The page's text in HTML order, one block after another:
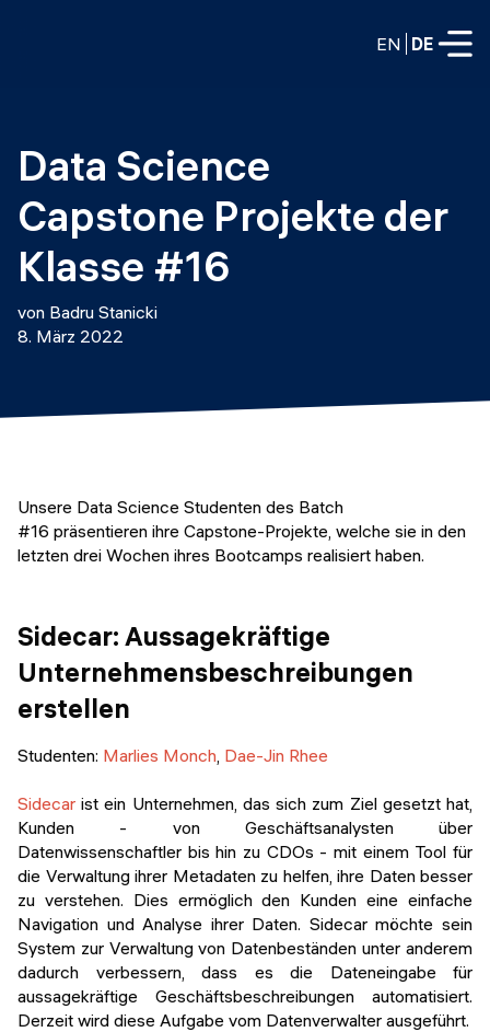
EN DE
VOLLZEITPROGRAMME
Data Science
Web-Entwicklung und KI
TEILZEITROGRAMME
Data Science
DevOps zu LLMOps
KURZKURSE
Generative KI meistern
KOSTENLOSE RESSOURCEN
Data Science Einführungskurs
Web-Entwicklung Einführungskurs
Python Einführungskurs
Python & Ops Einführungskurs
Weiterbildung / Schulung
Consulting
Prototyping
Veranstaltungen
Abschlussprojekte
Data Science
Capstone Projekte der
Klasse #16
von Badru Stanicki
8. März 2022
Unsere Data Science Studenten des Batch
#16 präsentieren ihre Capstone-Projekte, welche sie in den
letzten drei Wochen ihres Bootcamps realisiert haben.
Sidecar: Aussagekräftige
Unternehmensbeschreibungen
erstellen
Studenten: Marlies Monch Dae-Jin Rhee
Sidecar ist ein Unternehmen, das sich zum Ziel gesetzt hat,
Kunden - von Geschäftsanalysten über
Datenwissenschaftler bis hin zu CDOs - mit einem Tool für
die Verwaltung ihrer Metadaten zu helfen, ihre Daten besser
zu verstehen. Dies ermöglich den Kunden eine einfache
Navigation und Analyse ihrer Daten. Sidecar möchte sein
System zur Verwaltung von Datenbeständen unter anderem
dadurch verbessern, dass es die Dateneingabe für
aussagekräftige Geschäftsbeschreibungen automatisiert.
Derzeit wird diese Aufgabe vom Datenverwalter ausgeführt.